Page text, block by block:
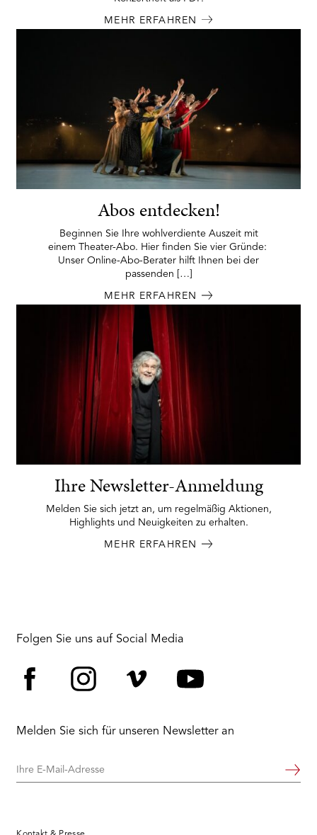
MEHR ERFAHREN
Abos entdecken!
Beginnen Sie Ihre wohlverdiente Auszeit mit
einem Theater-Abo. Hier finden Sie vier Gründe:
Unser Online-Abo-Berater hilft Ihnen bei der
passenden […]
MEHR ERFAHREN
Ihre Newsletter-Anmeldung
Melden Sie sich jetzt an, um regelmäßig Aktionen,
Highlights und Neuigkeiten zu erhalten.
MEHR ERFAHREN
Folgen Sie uns auf Social Media
Melden Sie sich für unseren Newsletter an
Ihre
Weiter